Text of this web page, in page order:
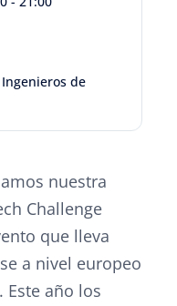
de
nuestra
Challenge
que lleva
a nivel europeo
Este año los